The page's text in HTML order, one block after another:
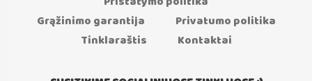
Grąžinimo garantija
Privatumo politika
Tinklaraštis
Kontaktai